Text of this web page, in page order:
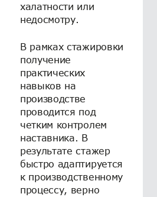
халатности или
недосмотру.
В рамках стажировки
получение
практических
навыков на
производстве
проводится под
четким контролем
наставника. В
результате стажер
быстро адаптируется
к производственному
процессу, верно